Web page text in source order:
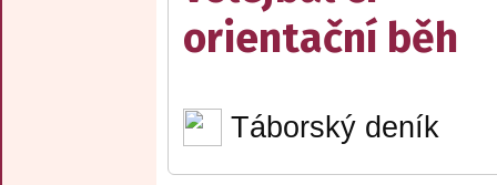
orientační běh
Táborský deník